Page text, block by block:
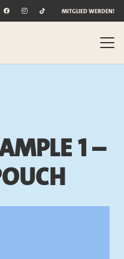
Mitglied werden!
1 –